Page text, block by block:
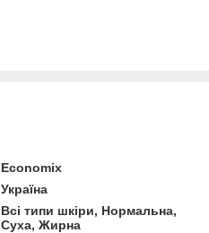
Economix
Україна
Всі типи шкіри, Нормальна,
Суха, Жирна